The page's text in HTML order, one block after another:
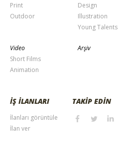
Print
Outdoor
Design
Illustration
Young Talents
Video
Short Films
Animation
Arşiv
İŞ İLANLARI
İlanları görüntüle
İlan ver
TAKİP EDİN